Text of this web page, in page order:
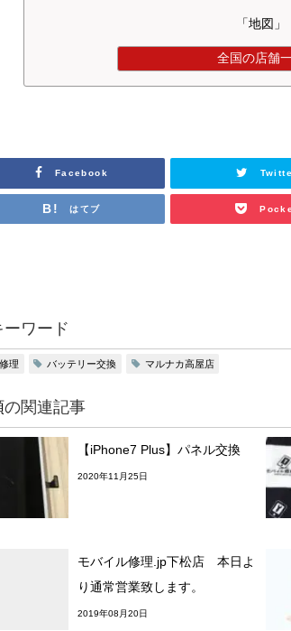
「地図」
全国の店舗
Facebook
はてブ
ーワード
理 バッテリー交換 マルナカ高屋店
の関連記事
【iPhone7 Plus】パネル交換
2020年11月25日
モバイル修理.jp下松店 本日よ
り通常営業致します。
2019年08月20日